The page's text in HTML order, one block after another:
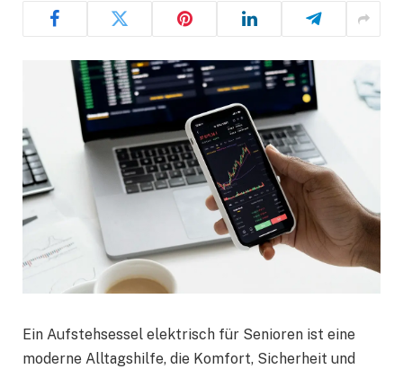
Ein Aufstehsessel elektrisch für Senioren ist eine
moderne Alltagshilfe, die Komfort, Sicherheit und